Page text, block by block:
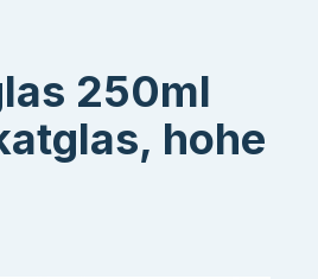
250ml
hohe